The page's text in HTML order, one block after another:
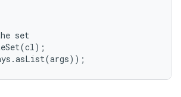
set